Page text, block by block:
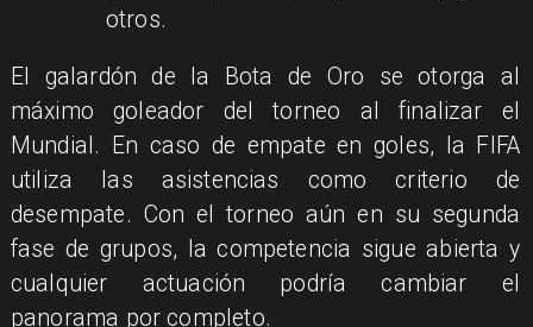
otros.
El galardón de la Bota de Oro se otorga al
máximo goleador del torneo al finalizar el
Mundial. En caso de empate en goles, la FIFA
utiliza las asistencias como criterio de
desempate. Con el torneo aún en su segunda
fase de grupos, la competencia sigue abierta y
cualquier actuación podría cambiar el
panorama por completo.